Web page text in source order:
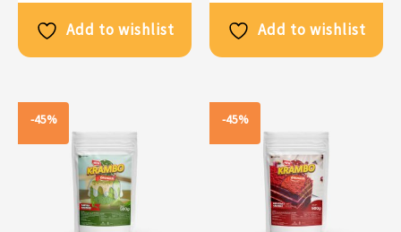
Add to wishlist Add to wishlist
-45% -45%